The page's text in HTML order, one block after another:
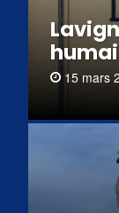
15 mars